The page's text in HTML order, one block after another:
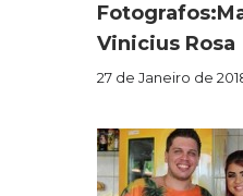
Vinicius Rosa
27 de Janeiro de